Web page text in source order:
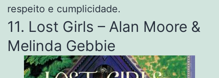
respeito e cumplicidade.
11. Lost Girls – Alan Moore &
Melinda Gebbie